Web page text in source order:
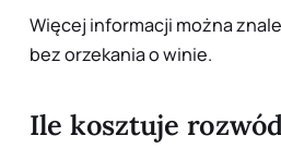
Więcej informacji można
bez orzekania o winie.
Ile kosztuje